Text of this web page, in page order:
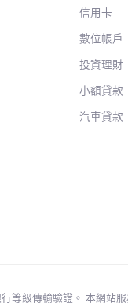
信用卡
數位帳戶
投資理財
小額貸款
汽車貸款
等級傳輸驗證。 本網站